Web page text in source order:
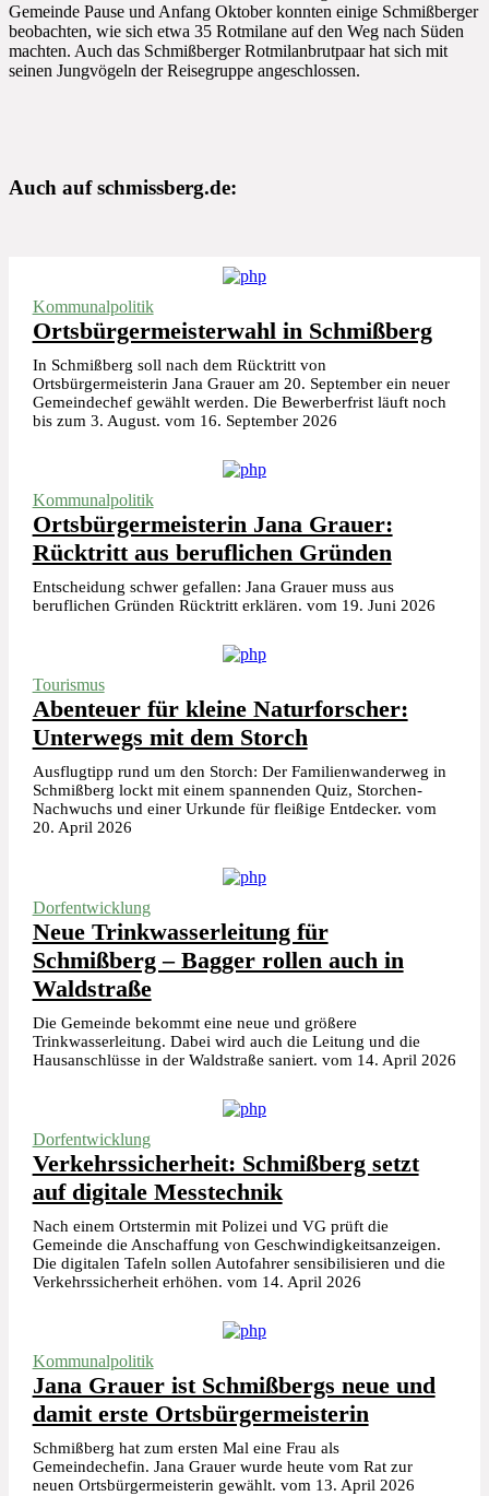
Gemeinde Pause und Anfang Oktober konnten einige Schmißberger
beobachten, wie sich etwa 35 Rotmilane auf den Weg nach Süden
machten. Auch das Schmißberger Rotmilanbrutpaar hat sich mit
seinen Jungvögeln der Reisegruppe angeschlossen.
Auch auf schmissberg.de:
Kommunalpolitik
Ortsbürgermeisterwahl in Schmißberg
In Schmißberg soll nach dem Rücktritt von
Ortsbürgermeisterin Jana Grauer am 20. September ein neuer
Gemeindechef gewählt werden. Die Bewerberfrist läuft noch
bis zum 3. August. vom 16. September 2026
Kommunalpolitik
Ortsbürgermeisterin Jana Grauer:
Rücktritt aus beruflichen Gründen
Entscheidung schwer gefallen: Jana Grauer muss aus
beruflichen Gründen Rücktritt erklären. vom 19. Juni 2026
Tourismus
Abenteuer für kleine Naturforscher:
Unterwegs mit dem Storch
Ausflugtipp rund um den Storch: Der Familienwanderweg in
Schmißberg lockt mit einem spannenden Quiz, Storchen-
Nachwuchs und einer Urkunde für fleißige Entdecker. vom
20. April 2026
Dorfentwicklung
Neue Trinkwasserleitung für
Schmißberg – Bagger rollen auch in
Waldstraße
Die Gemeinde bekommt eine neue und größere
Trinkwasserleitung. Dabei wird auch die Leitung und die
Hausanschlüsse in der Waldstraße saniert. vom 14. April 2026
Dorfentwicklung
Verkehrssicherheit: Schmißberg setzt
auf digitale Messtechnik
Nach einem Ortstermin mit Polizei und VG prüft die
Gemeinde die Anschaffung von Geschwindigkeitsanzeigen.
Die digitalen Tafeln sollen Autofahrer sensibilisieren und die
Verkehrssicherheit erhöhen. vom 14. April 2026
Kommunalpolitik
Jana Grauer ist Schmißbergs neue und
damit erste Ortsbürgermeisterin
Schmißberg hat zum ersten Mal eine Frau als
Gemeindechefin. Jana Grauer wurde heute vom Rat zur
neuen Ortsbürgermeisterin gewählt. vom 13. April 2026